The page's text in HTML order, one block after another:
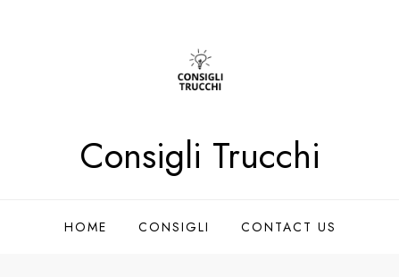
Consigli Trucchi
HOME CONSIGLI CONTACT US